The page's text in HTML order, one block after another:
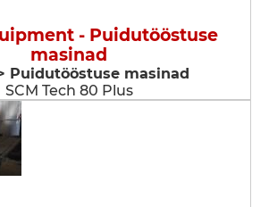
- Puidutööstuse
masinad
Puidutööstuse masinad
SCM Tech 80 Plus